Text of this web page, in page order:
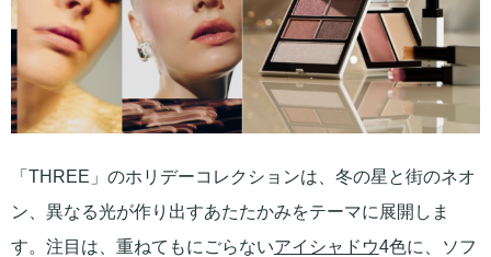
「THREE」のホリデーコレクションは、冬の星と街のネオ
ン、異なる光が作り出すあたたかみをテーマに展開しま
す。注目は、重ねてもにごらないアイシャドウ4色に、ソフ